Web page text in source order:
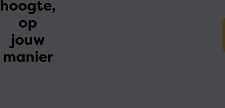
hoogte,
op
jouw
manier